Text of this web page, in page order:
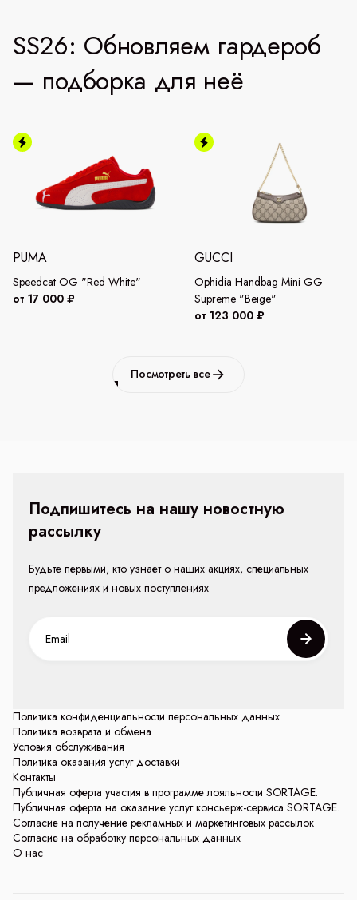
SS26: Обновляем гардероб
— подборка для неё
PUMA
Speedcat OG "Red White"
от 17 000 ₽
GUCCI
Ophidia Handbag Mini GG
Supreme "Beige"
от 123 000 ₽
Посмотреть все
Политика конфиденциальности персональных данных
Политика возврата и обмена
Условия обслуживания
Политика оказания услуг доставки
Контакты
Публичная оферта участия в программе лояльности SORTAGE.
Публичная оферта на оказание услуг консьерж-сервиса SORTAGE.
Согласие на получение рекламных и маркетинговых рассылок
Согласие на обработку персональных данных
О нас
Подпишитесь на нашу новостную
рассылку
Будьте первыми, кто узнает о наших акциях, специальных
предложениях и новых поступлениях